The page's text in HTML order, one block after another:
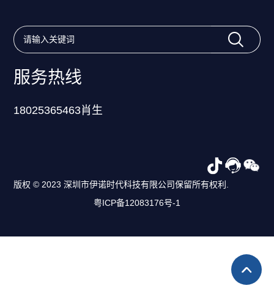
服务热线
18025365463肖生
版权 © 2023 深圳市伊诺时代科技有限公司保留所有权利.
粤ICP备12083176号-1